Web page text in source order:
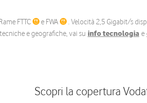
FTTC e FWA . Velocità 2,5 Gigabit/s
e geografiche, vai su info tecnologia e
Scopri la copertura